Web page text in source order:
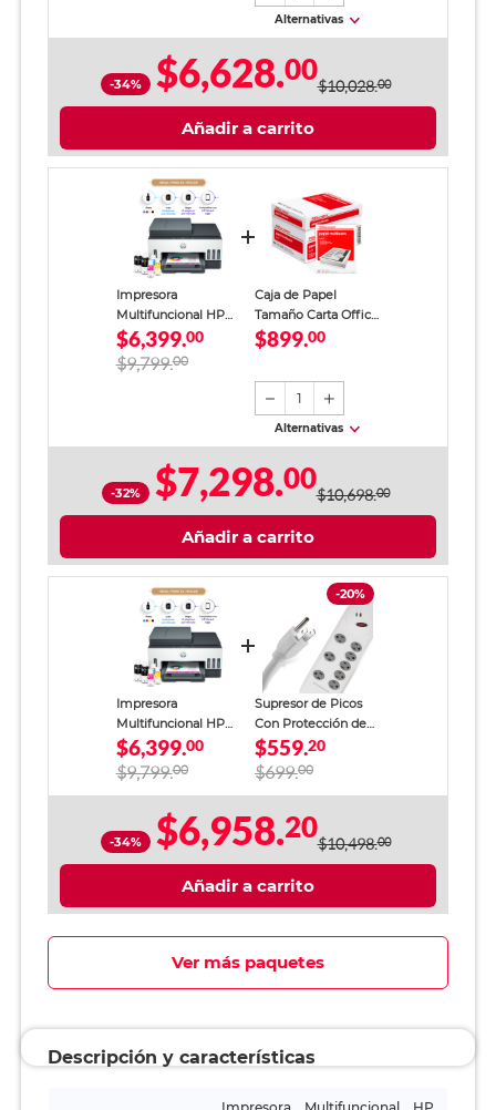
Alternativas
-34% $6,628.00$10,028.00
Añadir a carrito
Impresora
Multifuncional HP
Smart Tank 790
Tinta Continua a
Color Wi-Fi Dúplex
$6,399.00
$9,799.00
Caja de Papel
Tamaño Carta Office
Depot Blanco 5000
$899.00
1
Alternativas
-32% $7,298.00$10,698.00
Añadir a carrito
Impresora
Multifuncional HP
Smart Tank 790
Tinta Continua a
Color Wi-Fi Dúplex
Automático
$6,399.00
$9,799.00
-20%
Supresor de Picos
Con Protección de
Módem RadioShack
8 Salidas Blanco
$559.20
$699.00
-34% $6,958.20$10,498.00
Añadir a carrito
Ver más paquetes
Descripción y características